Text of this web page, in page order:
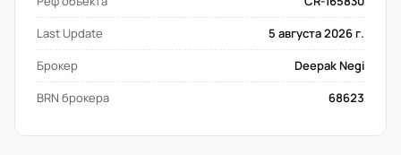
Last Update
5 августа 2026 г.
Брокер
Deepak Negi
BRN брокера
68623